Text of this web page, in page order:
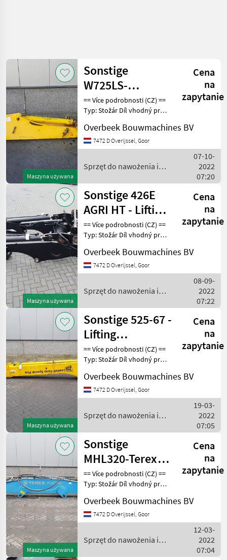
Maszyna używana
Sonstige
W725LS-
1231511H94-
Dipperstick/Stiel/
Cena
na
zapytanie
== Více podrobnosti (CZ) ==
Typ: Stožár Díl vhodný pro:
konstrukce DPH/marže:
Odpočet DPH pro
podnikatele Sériové číslo:
Overbeek Bouwmachines BV
7472 D Overijssel, Goor
Sprzęt do nawożenia i
07-10-
2022
07:20
Maszyna używana
Sonstige 426E
AGRI HT - Lifting
framework/Schaufelarm/
Cena
na
zapytanie
== Více podrobnosti (CZ) ==
Typ: Stožár Díl vhodný pro:
konstrukce DPH/marže:
Odpočet DPH pro
podnikatele == Weitere
Overbeek Bouwmachines BV
7472 D Overijssel, Goor
Sprzęt do nawożenia i
08-09-
2022
07:22
Maszyna używana
Sonstige 525-67 -
Lifting
framework/Schaufelarm/
Cena
na
zapytanie
== Více podrobnosti (CZ) ==
Typ: Stožár Díl vhodný pro:
konstrukce DPH/marže:
Odpočet DPH pro
podnikatele == Weitere
Overbeek Bouwmachines BV
7472 D Overijssel, Goor
Sprzęt do nawożenia i
19-03-
2022
07:05
Maszyna używana
Sonstige
MHL320-Terex
0732142001-
5,2m-
Monoboom/Monoausleg
Cena
na
zapytanie
== Více podrobnosti (CZ) ==
Typ: Stožár Díl vhodný pro:
konstrukce DPH/marže:
Odpočet DPH pro
podnikatele Sériové číslo:
Overbeek Bouwmachines BV
7472 D Overijssel, Goor
Sprzęt do nawożenia i
12-03-
2022
07:04